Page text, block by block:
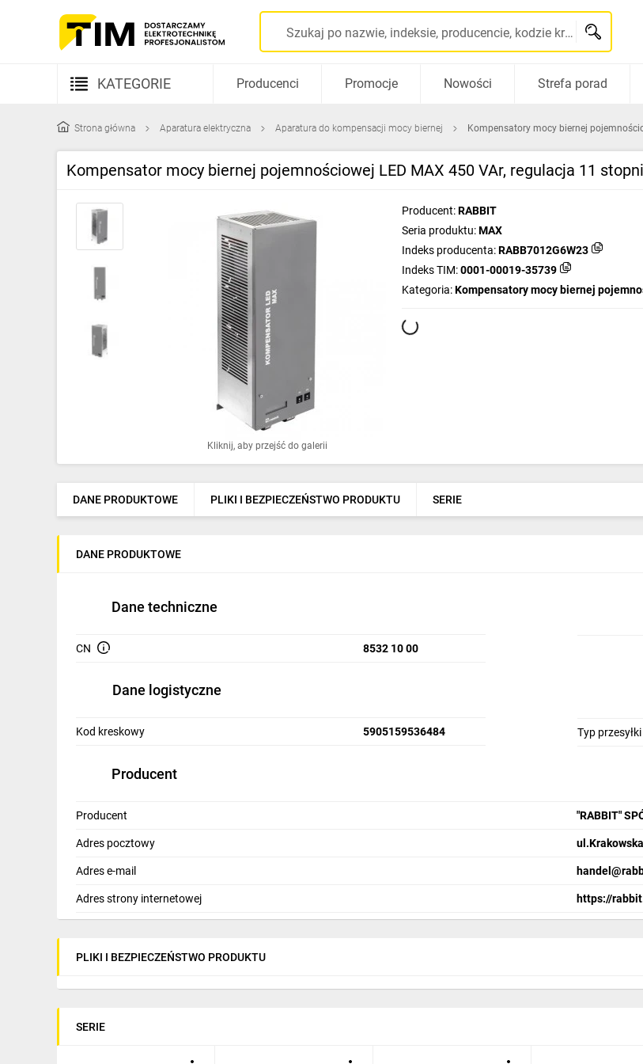
Szukaj po nazwie, indeksie, producencie, kodzie kreskowym...
KATEGORIE
Kable i przewody
Rozdzielnice i obudowy
Elementy prowadzenia kabli
Fotowoltaika
Gniazda i łączniki
Oprawy oświetleniowe
Ogrzewanie
Elektronarzędzia i mierniki
Dom i ogród
Klimatyzacja
Budowa i Remont
Elektronika
Smart home
Producenci Promocje Nowości Strefa porad
Strona główna Aparatura elektryczna Aparatura do kompensacji mocy biernej Kompensatory mocy biernej
Kompensator mocy biernej pojemnościowej LED MAX 450 VAr, regulacja 11
Kliknij, aby przejść do galerii
Producent:RABBIT
Seria produktu:MAX
Indeks producenta:RABB7012G6W23
Indeks TIM:0001-00019-35739
Kategoria:Kompensatory mocy biernej
DANE PRODUKTOWE PLIKI I BEZPIECZEŃSTWO PRODUKTU SERIE
DANE PRODUKTOWE
Dane techniczne
CN 8532 10 00
Dane logistyczne
Kod kreskowy 5905159536484 Typ
Producent
Producent "RABBIT"
Adres pocztowy
Adres e-mail
Adres strony internetowej https://
PLIKI I BEZPIECZEŃSTWO PRODUKTU
SERIE